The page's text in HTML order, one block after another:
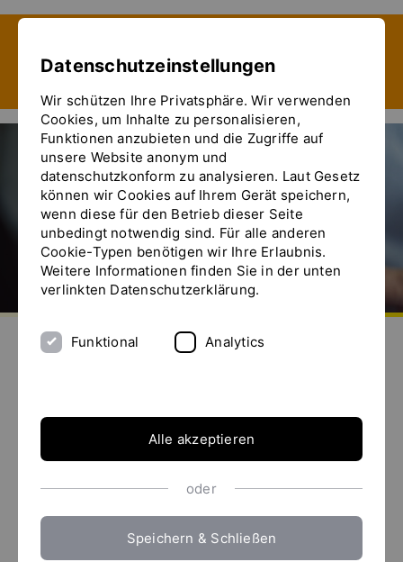
YTRON
Ihr Spezialist für Mischprozesse
Ob Pulverlöseanlagen, Leitstrahlmischturbinen
(Leitstrahlmischer) oder Emulgier- und
Homogenisiermaschinen – mit YTRON steigern Sie
Datenschutzeinstellungen
Wir schützen Ihre Privatsphäre. Wir verwenden
Cookies, um Inhalte zu personalisieren,
Funktionen anzubieten und die Zugriffe auf
unsere Website anonym und
datenschutzkonform zu analysieren. Laut Gesetz
können wir Cookies auf Ihrem Gerät speichern,
wenn diese für den Betrieb dieser Seite
unbedingt notwendig sind. Für alle anderen
Cookie-Typen benötigen wir Ihre Erlaubnis.
Weitere Informationen finden Sie in der unten
verlinkten Datenschutzerklärung.
Funktional Analytics
Alle akzeptieren
oder
Speichern & Schließen